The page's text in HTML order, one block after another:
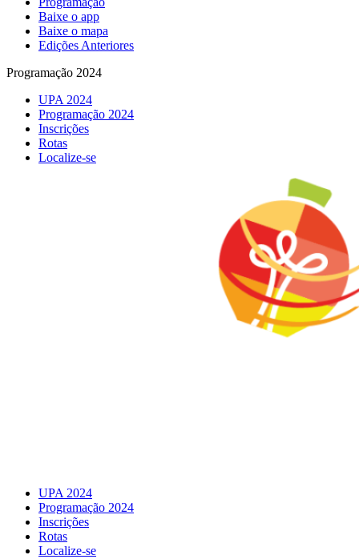
Baixe o app
Baixe o mapa
Edições Anteriores
Programação 2024
UPA 2024
Programação 2024
Inscrições
Rotas
Localize-se
UPA 2024
Programação 2024
Inscrições
Rotas
Localize-se